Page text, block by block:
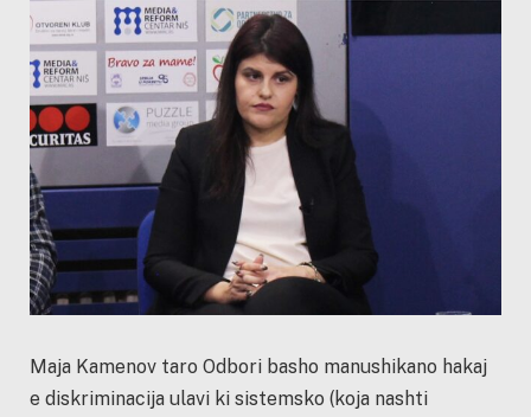
Maja Kamenov taro Odbori basho manushikano hakaj
e diskriminacija ulavi ki sistemsko (koja nashti